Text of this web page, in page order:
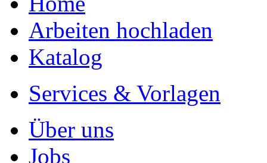
Arbeiten hochladen
Katalog
Services & Vorlagen
Über uns
Jobs